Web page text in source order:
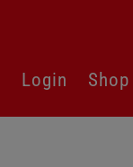
Login Shop